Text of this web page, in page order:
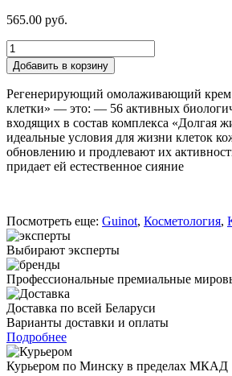
565.00 руб.
Количество
товара
Омолаживающий
восстанавливающий
крем
для
лица
Guinot
(50мл)
Добавить в корзину
Регенерирующий омолаживающий крем
клетки» — это: — 56 активных
входящих в состав комплекса «Долгая
идеальные условия для жизни клеток
обновлению и продлевают их
придает ей естественное сияние
Посмотреть еще: Guinot, Косметология,
Выбирают эксперты
Профессиональные премиальные
Доставка по всей Беларуси
Варианты доставки и оплаты
Подробнее
Курьером по Минску в пределах МКАД